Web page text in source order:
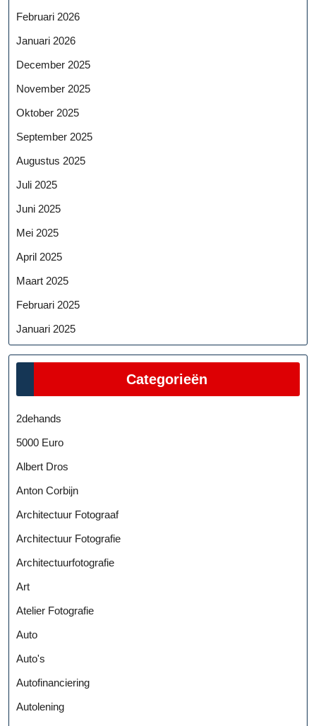
Februari 2026
Januari 2026
December 2025
November 2025
Oktober 2025
September 2025
Augustus 2025
Juli 2025
Juni 2025
Mei 2025
April 2025
Maart 2025
Februari 2025
Januari 2025
Categorieën
2dehands
5000 Euro
Albert Dros
Anton Corbijn
Architectuur Fotograaf
Architectuur Fotografie
Architectuurfotografie
Art
Atelier Fotografie
Auto
Auto's
Autofinanciering
Autolening